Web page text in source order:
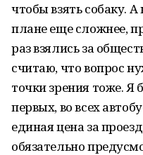
чтобы взять собаку.
плане еще сложнее,
раз взялись за
считаю, что вопрос
точки зрения тоже. Я
первых, во всех
единая цена за
обязательно